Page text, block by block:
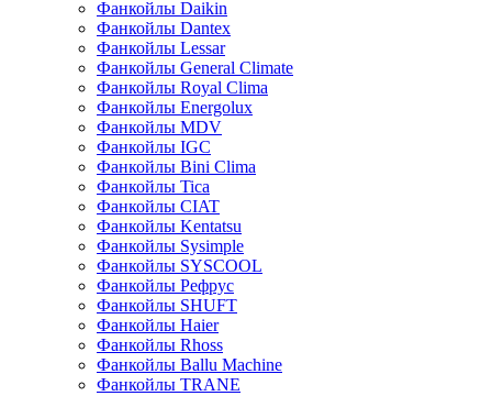
Фанкойлы Daikin
Фанкойлы Dantex
Фанкойлы Lessar
Фанкойлы General Climate
Фанкойлы Royal Clima
Фанкойлы Energolux
Фанкойлы MDV
Фанкойлы IGC
Фанкойлы Bini Clima
Фанкойлы Tica
Фанкойлы CIAT
Фанкойлы Kentatsu
Фанкойлы Sysimple
Фанкойлы SYSCOOL
Фанкойлы Рефрус
Фанкойлы SHUFT
Фанкойлы Haier
Фанкойлы Rhoss
Фанкойлы Ballu Machine
Фанкойлы TRANE